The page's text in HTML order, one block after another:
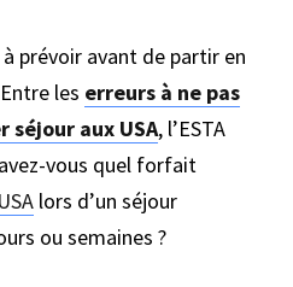
prévoir avant de partir en
les erreurs à ne pas
séjour aux USA, l’ESTA
vous quel forfait
USA lors d’un séjour
ou semaines ?